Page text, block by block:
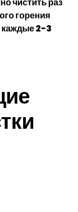
горения
каждые 2-3